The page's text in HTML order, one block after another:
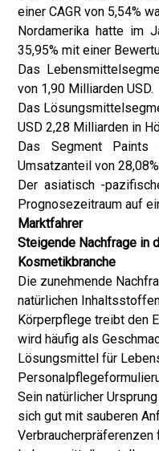
einer CAGR von 5,54%
Nordamerika hatte im
35,95% mit einer
Das
von 1,90 Milliarden USD.
Das
USD 2,28 Milliarden in
Das Segment
Umsatzanteil von
Der asiatisch -
Prognosezeitraum auf
Marktfahrer
Steigende Nachfrage in
Kosmetikbranche
Die zunehmende
natürlichen
Körperpflege treibt den
wird häufig als
Lösungsmittel für
Sein natürlicher
sich gut mit sauberen